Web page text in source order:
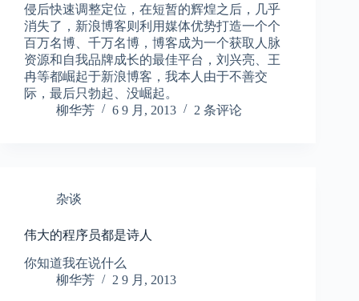
侵后快速调整定位，在短暂的辉煌之后，几乎
消失了，新浪博客则利用媒体优势打造一个个
百万名博、千万名博，博客成为一个获取人脉
资源和自我品牌成长的最佳平台，刘兴亮、王
冉等都崛起于新浪博客，我本人由于不善交
际，最后只勃起、没崛起。
柳华芳
6 9 月, 2013 2 条评论
杂谈
伟大的程序员都是诗人
你知道我在说什么
柳华芳
2 9 月, 2013